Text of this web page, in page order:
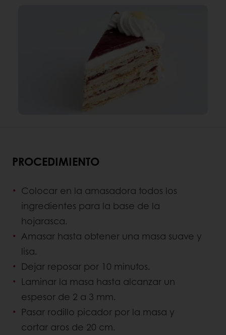
PROCEDIMIENTO
Colocar en la amasadora todos los
ingredientes para la base de la
hojarasca.
Amasar hasta obtener una masa suave y
lisa.
Dejar reposar por 10 minutos.
Laminar la masa hasta alcanzar un
espesor de 2 a 3 mm.
Pasar rodillo picador por la masa y
cortar aros de 20 cm.